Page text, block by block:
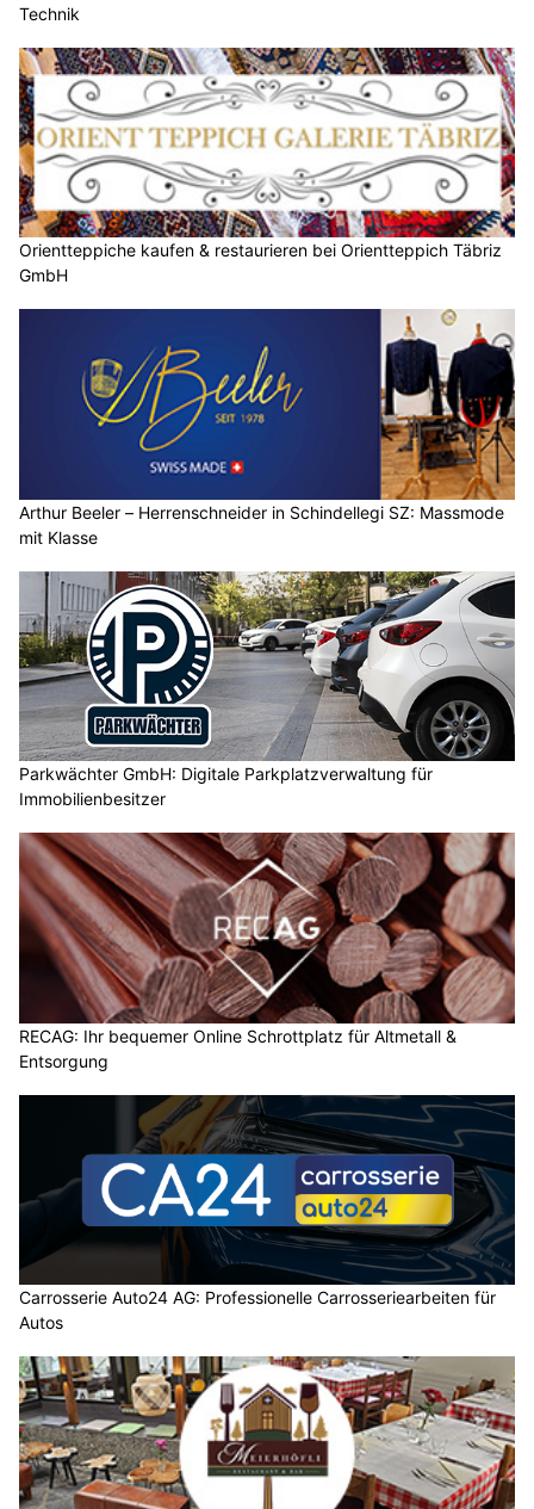
Technik
Orientteppiche kaufen & restaurieren bei Orientteppich Täbriz
GmbH
Arthur Beeler – Herrenschneider in Schindellegi SZ: Massmode
mit Klasse
Parkwächter GmbH: Digitale Parkplatzverwaltung für
Immobilienbesitzer
RECAG: Ihr bequemer Online Schrottplatz für Altmetall &
Entsorgung
Carrosserie Auto24 AG: Professionelle Carrosseriearbeiten für
Autos